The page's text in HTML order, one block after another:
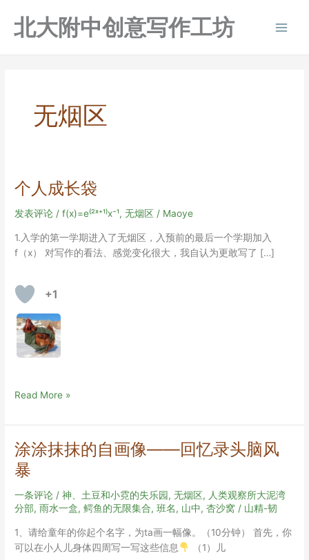
北大附中创意写作工坊
无烟区
个人成长袋
发表评论 /f(x)=e⁽²ˣ⁺¹⁾x⁻¹,无烟区 / Maoye
1.入学的第一学期进入了无烟区，入预前的最后一个学期加入
f（x） 对写作的看法、感觉变化很大，我自认为更敢写了 […]
+1
个
成
长
袋
Read More »
涂涂抹抹的自画像——回忆录头脑风
暴
一条评论 /神、土豆和小霓的失乐园,无烟区, 人类观察所大泥湾
分部,雨水一盒,鳄鱼的无限集合,班名, 山中,杏沙窝 / 山精-韧
1、请给童年的你起个名字，为ta画一幅像。（10分钟） 首先，你
可以在小人儿身体四周写一写这些信息
（1）儿